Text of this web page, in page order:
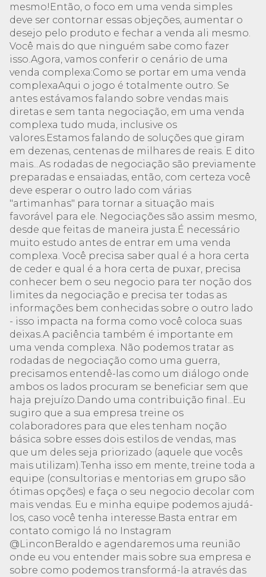
mesmo!Então, o foco em uma venda simples
deve ser contornar essas objeções, aumentar o
desejo pelo produto e fechar a venda ali mesmo.
Você mais do que ninguém sabe como fazer
isso.Agora, vamos conferir o cenário de uma
venda complexa:Como se portar em uma venda
complexaAqui o jogo é totalmente outro. Se
antes estávamos falando sobre vendas mais
diretas e sem tanta negociação, em uma venda
complexa tudo muda, inclusive os
valores.Estamos falando de soluções que giram
em dezenas, centenas de milhares de reais. E dito
mais...As rodadas de negociação são previamente
preparadas e ensaiadas, então, com certeza você
deve esperar o outro lado com várias
"artimanhas" para tornar a situação mais
favorável para ele. Negociações são assim mesmo,
desde que feitas de maneira justa.É necessário
muito estudo antes de entrar em uma venda
complexa. Você precisa saber qual é a hora certa
de ceder e qual é a hora certa de puxar, precisa
conhecer bem o seu negocio para ter noção dos
limites da negociação e precisa ter todas as
informações bem conhecidas sobre o outro lado
- isso impacta na forma como você coloca suas
deixas.A paciência também é importante em
uma venda complexa. Não podemos tratar as
rodadas de negociação como uma guerra,
precisamos entendê-las como um diálogo onde
ambos os lados procuram se beneficiar sem que
haja prejuízo.Dando uma contribuição final...Eu
sugiro que a sua empresa treine os
colaboradores para que eles tenham noção
básica sobre esses dois estilos de vendas, mas
que um deles seja priorizado (aquele que vocês
mais utilizam).Tenha isso em mente, treine toda a
equipe (consultorias e mentorias em grupo são
ótimas opções) e faça o seu negocio decolar com
mais vendas. Eu e minha equipe podemos ajudá-
los, caso você tenha interesse.Basta entrar em
contato comigo lá no Instagram
@LinconBeraldo e agendaremos uma reunião
onde eu vou entender mais sobre sua empresa e
sobre como podemos transformá-la através das